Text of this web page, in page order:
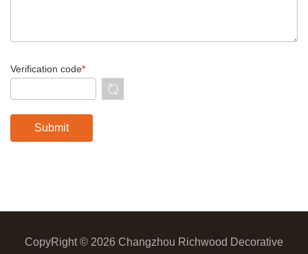
Verification code*
CopyRight © 2026 Changzhou Richwood Decorative